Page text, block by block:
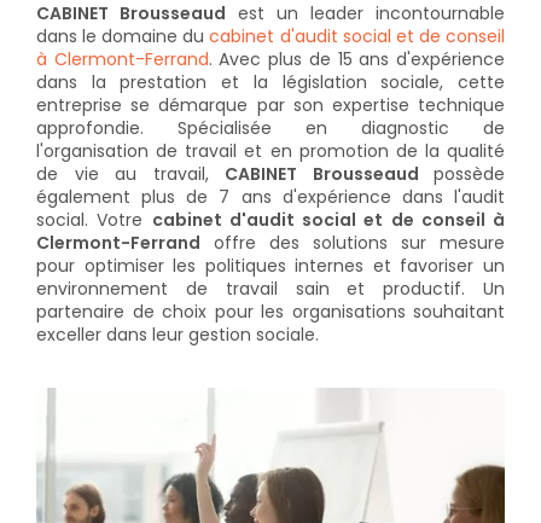
CABINET Brousseaud est un leader incontournable
dans le domaine ducabinet d'audit social et de conseil
à Clermont-Ferrand. Avec plus de 15 ans d'expérience
dans la prestation et la législation sociale, cette
entreprise se démarque par son expertise technique
approfondie. Spécialisée en diagnostic de
l'organisation de travail et en promotion de la qualité
de vie au travail, CABINET Brousseaud possède
également plus de 7 ans d'expérience dans l'audit
social. Votre cabinet d'audit social et de conseil à
Clermont-Ferrand offre des solutions sur mesure
pour optimiser les politiques internes et favoriser un
environnement de travail sain et productif. Un
partenaire de choix pour les organisations souhaitant
exceller dans leur gestion sociale.